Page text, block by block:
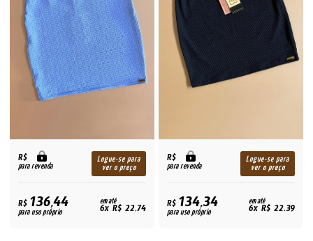
R$
para revenda
Logue-se para
ver o preço
R$136,44
para uso próprio
em até
6x R$ 22,74
R$
para revenda
Logue-se para
ver o preço
R$134,34
para uso próprio
em até
6x R$ 22,39